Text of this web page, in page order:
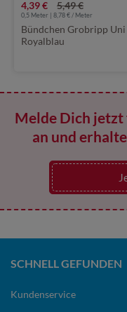
4,39 € 5,49 €
0,5 Meter | 8,78 € / Meter
Bündchen Grobripp Uni
Royalblau
Melde Dich
an und
SCHNELL GEFUNDEN
Kundenservice